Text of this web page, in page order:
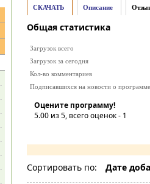
СКАЧАТЬ Описание
Общая статистика
Загрузок всего
Загрузок за сегодня
Кол-во комментариев
Подписавшихся на новости о программе
Оцените программу!
5.00из 5, всего оценок - 1
Сортировать по: Дате